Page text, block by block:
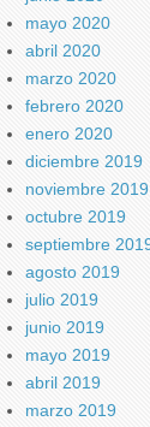
mayo 2020
abril 2020
marzo 2020
febrero 2020
enero 2020
diciembre 2019
noviembre 2019
octubre 2019
septiembre
agosto 2019
julio 2019
junio 2019
mayo 2019
abril 2019
marzo 2019